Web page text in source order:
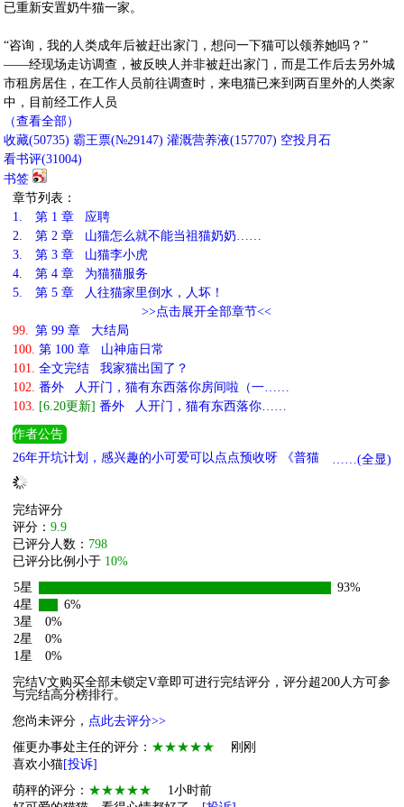
已重新安置奶牛猫一家。
“咨询，我的人类成年后被赶出家门，想问一下猫可以领养她吗？”
——经现场走访调查，被反映人并非被赶出家门，而是工作后去另外城
市租房居住，在工作人员前往调查时，来电猫已来到两百里外的人类家
中，目前经工作人员
（查看全部）
收藏(50735) 霸王票(№29147) 灌溉营养液(157707) 空投月石
看书评(31004)
书签
章节列表：
1.
第 1 章 应聘
2.
第 2 章 山猫怎么就不能当祖猫奶奶……
3.
第 3 章 山猫李小虎
4.
第 4 章 为猫猫服务
5.
第 5 章 人往猫家里倒水，人坏！
>>点击展开全部章节<<
99. 第 99 章 大结局
100. 第 100 章 山神庙日常
101. 全文完结 我家猫出国了？
102. 番外 人开门，猫有东西落你房间啦（一……
103. [6.20更新] 番外 人开门，猫有东西落你……
作者公告
26年开坑计划，感兴趣的小可爱可以点点预收呀 《普猫，但有主角
光环》 《为猫猫大队的理想而奋斗！》 《猫在动物园当管理那些
……(全显)
完结评分
评分： 9.9
已评分人数： 798
已评分比例小于 10%
5星
93%
4星
6%
3星
0%
2星
0%
1星
0%
完结V文购买全部未锁定V章即可进行完结评分，评分超200人方可参
与完结高分榜排行。
您尚未评分， 点此去评分>>
催更办事处主任的评分： ★★★★★
刚刚
喜欢小猫[投诉]
萌秤的评分： ★★★★★
1小时前